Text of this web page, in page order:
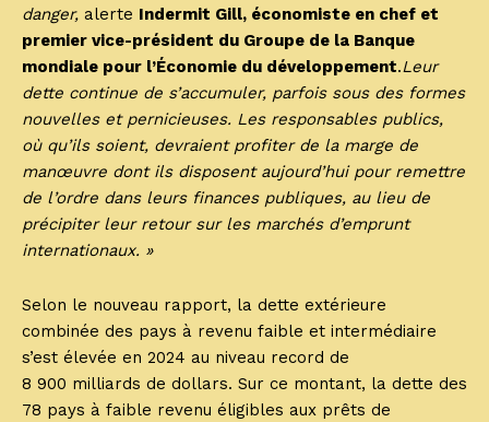
danger, alerte Indermit Gill, économiste en chef et
premier vice-président du Groupe de la Banque
mondiale pour l’Économie du développement.Leur
dette continue de s’accumuler, parfois sous des formes
nouvelles et pernicieuses. Les responsables publics,
où qu’ils soient, devraient profiter de la marge de
manœuvre dont ils disposent aujourd’hui pour remettre
de l’ordre dans leurs finances publiques, au lieu de
précipiter leur retour sur les marchés d’emprunt
internationaux. »
Selon le nouveau rapport, la dette extérieure
combinée des pays à revenu faible et intermédiaire
s’est élevée en 2024 au niveau record de
8 900 milliards de dollars. Sur ce montant, la dette des
78 pays à faible revenu éligibles aux prêts de